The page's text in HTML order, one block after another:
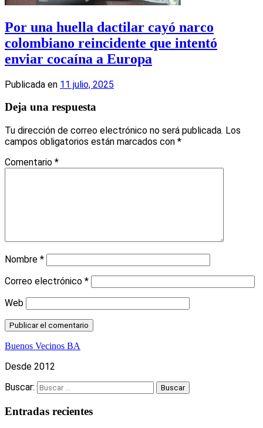
Por una huella dactilar cayó narco
colombiano reincidente que intentó
enviar cocaína a Europa
Publicada en 11 julio, 2025
Deja una respuesta
Tu dirección de correo electrónico no será publicada. Los
campos obligatorios están marcados con *
Comentario *
Nombre *
Correo electrónico *
Web
Buenos Vecinos BA
Desde 2012
Buscar:
Entradas recientes